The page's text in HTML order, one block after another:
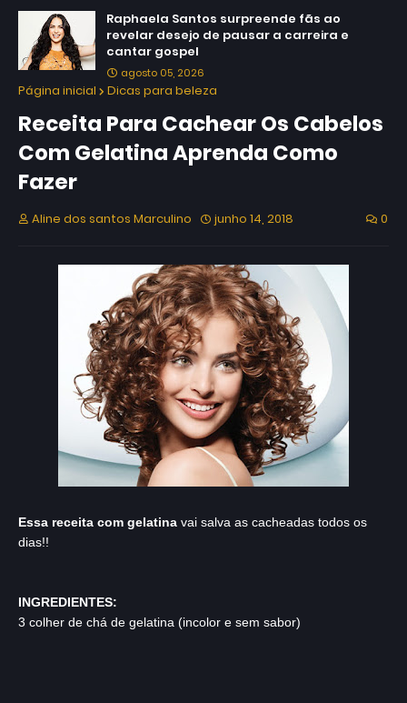
Raphaela Santos surpreende fãs ao
revelar desejo de pausar a carreira e
cantar gospel
agosto 05, 2026
Página inicial Dicas para beleza
Receita Para Cachear Os Cabelos
Com Gelatina Aprenda Como
Fazer
Aline dos santos Marculino junho 14, 2018 0
Essa receita com gelatina vai salva as cacheadas todos os
dias!!
INGREDIENTES:
3 colher de chá de gelatina (incolor e sem sabor)